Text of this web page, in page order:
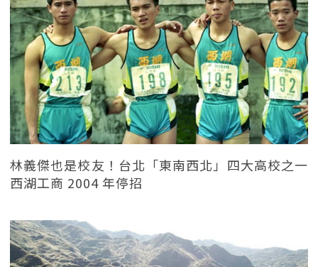
林義傑也是校友！台北「東南西北」四大高校之一
西湖工商 2004 年停招